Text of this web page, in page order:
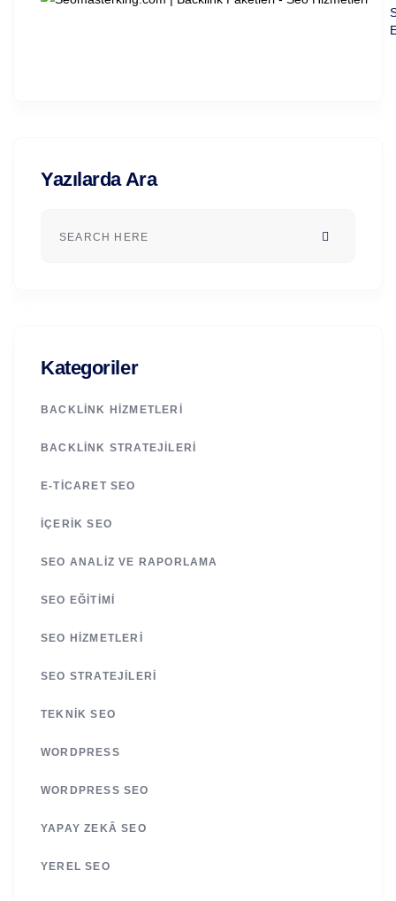
Yazılarda Ara
Kategoriler
BACKLINK HIZMETLERI
BACKLINK STRATEJILERI
E-TICARET SEO
İÇERIK SEO
SEO ANALIZ VE RAPORLAMA
SEO EĞITIMI
SEO HIZMETLERI
SEO STRATEJILERI
TEKNIK SEO
WORDPRESS
WORDPRESS SEO
YAPAY ZEKÂ SEO
YEREL SEO